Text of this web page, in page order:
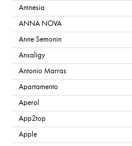
Amnesia
ANNA NOVA
Anne Semonin
Ansaligy
Antonio Marras
Apartamento
Aperol
App2top
Apple